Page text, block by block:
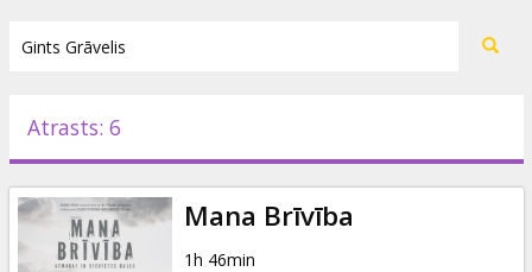
Pasākumi
Ziņas
Atrasts: 6
Mana Brīvība
1h 46min